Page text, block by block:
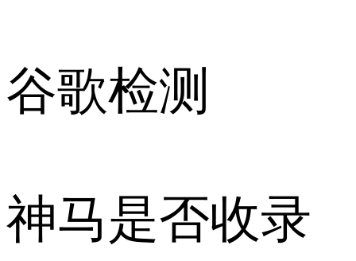
谷歌检测
神马是否收录